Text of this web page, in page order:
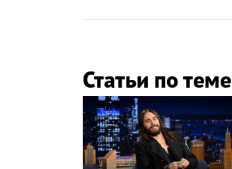
Статьи по теме